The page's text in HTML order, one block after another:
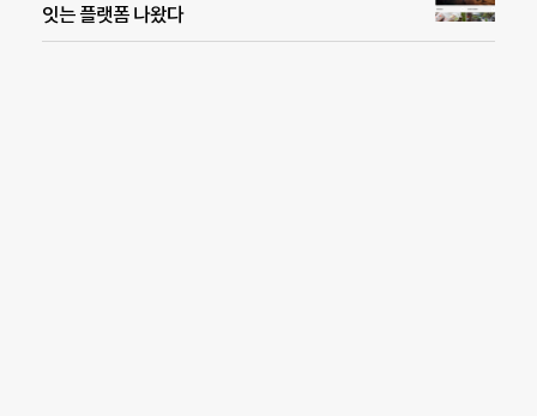
잇는 플랫폼 나왔다